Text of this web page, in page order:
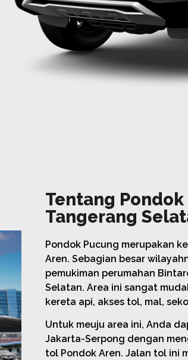
Tentang Pondok
Tangerang
Pondok Pucung merupakan
Aren. Sebagian besar
pemukiman perumahan
Selatan. Area ini sangat
kereta api, akses tol, mal,
Untuk meuju area ini, Anda
Jakarta-Serpong dengan
tol Pondok Aren. Jalan tol ini